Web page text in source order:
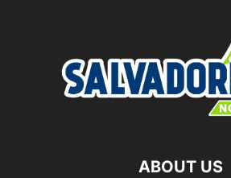
ABOUT US